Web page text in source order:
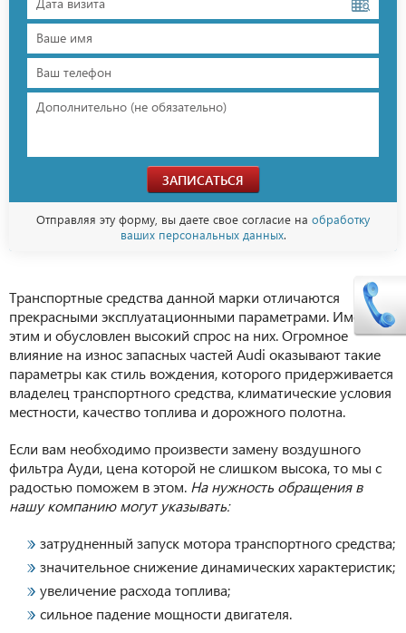
ЗАПИСАТЬСЯ
Отправляя эту форму, вы даете свое согласие на обработку
ваших персональных данных.
Транспортные средства данной марки отличаются
прекрасными эксплуатационными параметрами. Именно
этим и обусловлен высокий спрос на них. Огромное
влияние на износ запасных частей Audi оказывают такие
параметры как стиль вождения, которого придерживается
владелец транспортного средства, климатические условия
местности, качество топлива и дорожного полотна.
Если вам необходимо произвести замену воздушного
фильтра Ауди, цена которой не слишком высока, то мы с
радостью поможем в этом. На нужность обращения в
нашу компанию могут указывать:
затрудненный запуск мотора транспортного средства;
значительное снижение динамических характеристик;
увеличение расхода топлива;
сильное падение мощности двигателя.